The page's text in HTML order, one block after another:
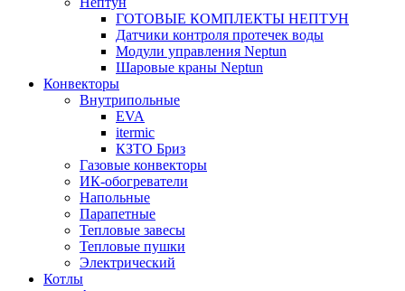
ГОТОВЫЕ КОМПЛЕКТЫ НЕПТУН
Датчики контроля протечек воды
Модули управления Neptun
Шаровые краны Neptun
Конвекторы
Внутрипольные
EVA
itermic
КЗТО Бриз
Газовые конвекторы
ИК-обогреватели
Напольные
Парапетные
Тепловые завесы
Тепловые пушки
Электрический
Котлы